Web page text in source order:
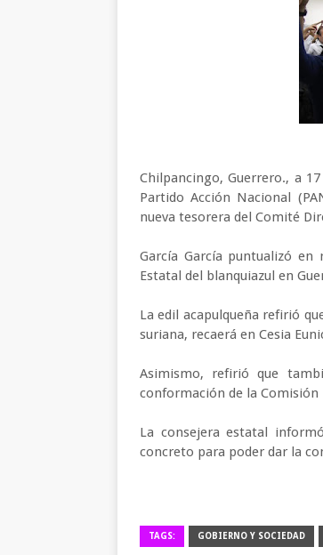
Chilpancingo, Guerrero., a
Partido Acción Nacional
nueva tesorera del Comité
García García puntualizó en
Estatal del blanquiazul en
La edil acapulqueña refirió
suriana, recaerá en Cesia
Asimismo, refirió que
conformación de la Comisión
La consejera estatal
concreto para poder dar la
TAGS: GOBIERNO Y SOCIEDAD